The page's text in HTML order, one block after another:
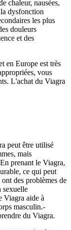
chaleur, nausées,
dysfonction
les plus
douleurs
et des
en Europe est très
vous
L'achat du Viagra
peut être utilisé
mais
prenant le Viagra,
ce qui peut
des problèmes de
sexuelle
Viagra aide à
masculin.-
du Viagra.